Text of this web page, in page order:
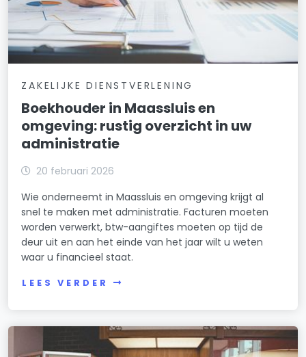
ZAKELIJKE DIENSTVERLENING
Boekhouder in Maassluis en
omgeving: rustig overzicht in uw
administratie
20 februari 2026
Wie onderneemt in Maassluis en omgeving krijgt al
snel te maken met administratie. Facturen moeten
worden verwerkt, btw-aangiftes moeten op tijd de
deur uit en aan het einde van het jaar wilt u weten
waar u financieel staat.
LEES VERDER